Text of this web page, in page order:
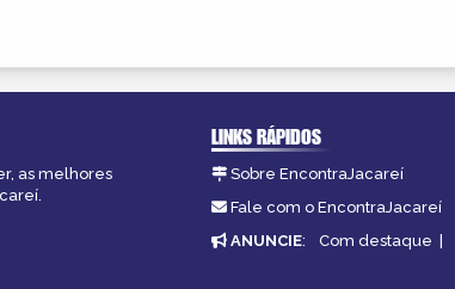
as melhores
LINKS RÁPIDOS
Sobre EncontraJacareí
Fale com o EncontraJacareí
ANUNCIE: Com destaque |